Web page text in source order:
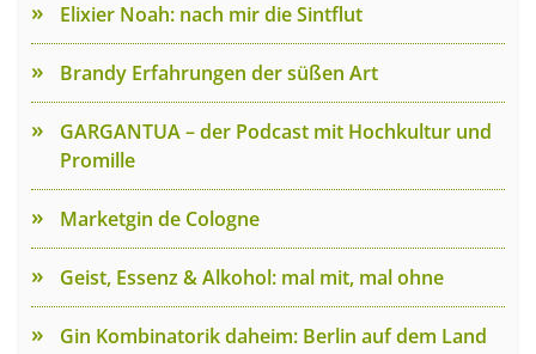
Elixier Noah: nach mir die Sintflut
Brandy Erfahrungen der süßen Art
GARGANTUA – der Podcast mit Hochkultur und
Promille
Marketgin de Cologne
Geist, Essenz & Alkohol: mal mit, mal ohne
Gin Kombinatorik daheim: Berlin auf dem Land